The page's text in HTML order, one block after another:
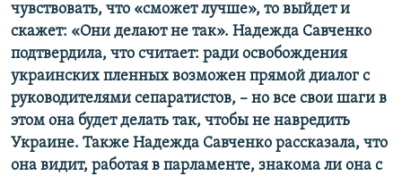
чувствовать, что «сможет лучше», то выйдет и
скажет: «Они делают не так». Надежда Савченко
подтвердила, что считает: ради освобождения
украинских пленных возможен прямой диалог с
руководителями сепаратистов, – но все свои шаги в
этом она будет делать так, чтобы не навредить
Украине. Также Надежда Савченко рассказала, что
она видит, работая в парламенте, знакома ли она с